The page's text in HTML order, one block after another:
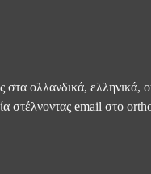
στα ολλανδικά,
στέλνοντας email στο